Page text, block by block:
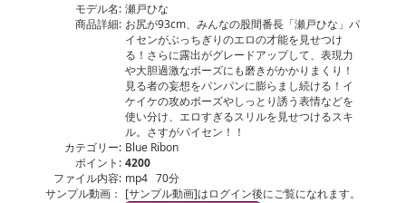
モデル名: 瀬戸ひな
商品詳細: お尻が93cm、みんなの股間番長「瀬戸ひな」パ
イセンがぶっちぎりのエロの才能を見せつけ
る！さらに露出がグレードアップして、表現力
や大胆過激なポーズにも磨きがかかりまくり！
見る者の妄想をパンパンに膨らまし続ける！イ
ケイケの攻めポーズやしっとり誘う表情などを
使い分け、エロすぎるスリルを見せつけるスキ
ル。さすがパイセン！！
カテゴリー: Blue Ribon
ポイント: 4200
ファイル内容: mp4 70分
サンプル動画： [サンプル動画]はログイン後にご覧になれます。